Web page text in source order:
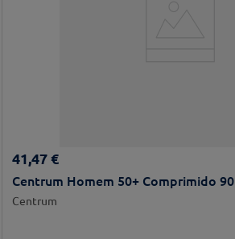
41,47 €
Centrum Homem 50+ Comprimido 90
Centrum